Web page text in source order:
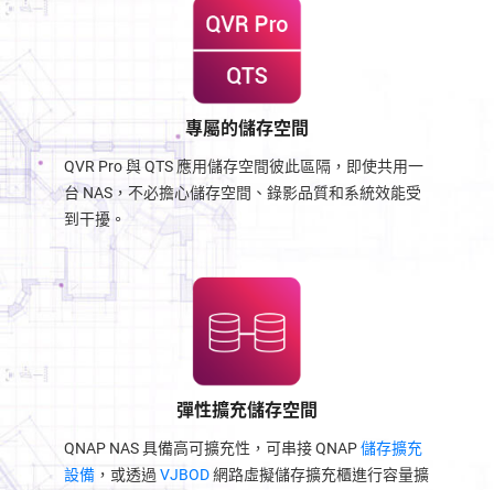
專屬的儲存空間
QVR Pro 與 QTS 應用儲存空間彼此區隔，即使共用一
台 NAS，不必擔心儲存空間、錄影品質和系統效能受
到干擾。
彈性擴充儲存空間
QNAP NAS 具備高可擴充性，可串接 QNAP儲存擴充
設備，或透過 VJBOD網路虛擬儲存擴充櫃進行容量擴